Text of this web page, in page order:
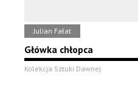
Julian Fałat
Główka chłopca
Kolekcja Sztuki Dawnej